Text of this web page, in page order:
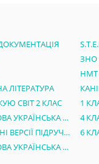
ЗНО
НМТ
ЛІТЕРАТУРА
СВІТ 2 КЛАС
3 КЛАС (НОВА УКРАЇНСЬКА ШКОЛА)
ЕЛЕКТРОННІ ВЕРСІЇ ПІДРУЧНИКІВ 5 КЛАС НУШ
8 КЛАС (НОВА УКРАЇНСЬКА ШКОЛА)